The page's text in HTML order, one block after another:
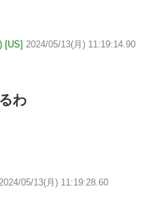
[US] 2024/05/13(月) 11:19:14.90
わ
05/13(月) 11:19:28.60